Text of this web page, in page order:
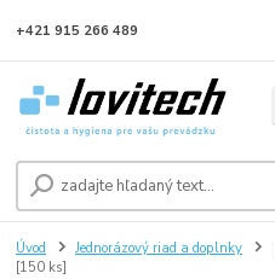
+421 915 266 489
Úvod Jednorázový riad a doplnky
[150 ks]